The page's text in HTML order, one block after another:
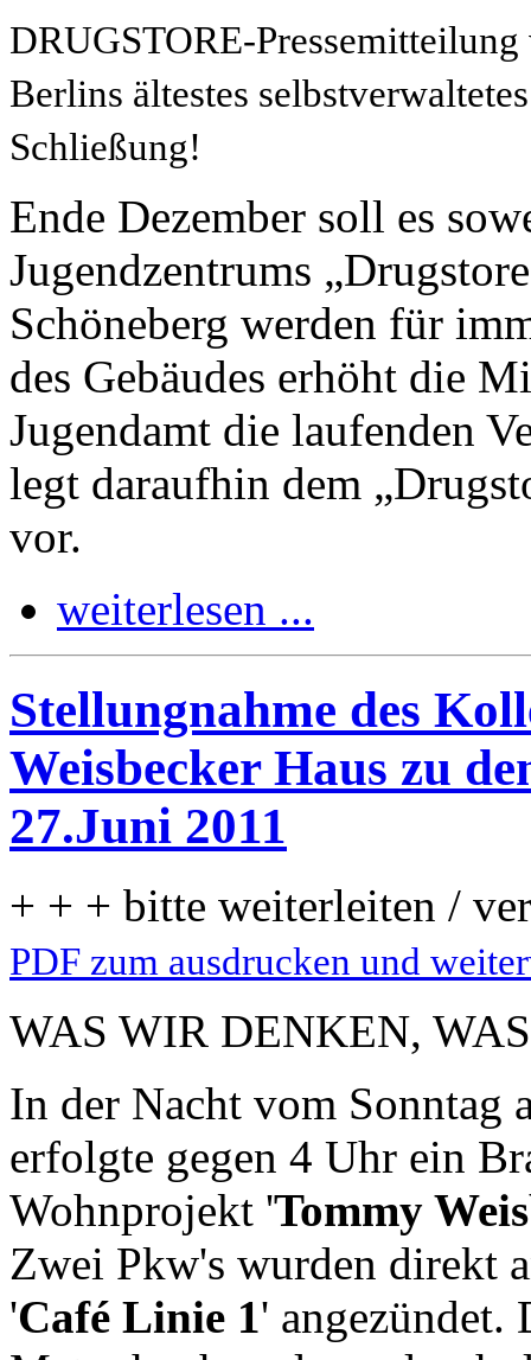
DRUGSTORE-Pressemitteilung
Berlins ältestes
Schließung!
Ende Dezember soll es
Jugendzentrums
Schöneberg werden für
des Gebäudes erhöht die
Jugendamt die laufenden
legt daraufhin dem
vor.
weiterlesen ...
Stellungnahme des
Weisbecker Haus zu
27.Juni 2011
+ + + bitte weiterleiten /
PDF zum ausdrucken und
WAS WIR DENKEN,
In der Nacht vom Sonntag
erfolgte gegen 4 Uhr ein
Wohnprojekt 'Tommy
Zwei Pkw's wurden direkt
'Café Linie 1' angezündet.